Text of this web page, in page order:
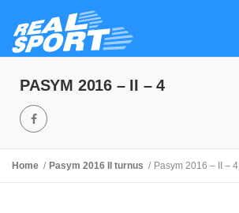
PASYM 2016 – II – 4
Home Pasym 2016 II turnus Pasym 2016 – II – 4